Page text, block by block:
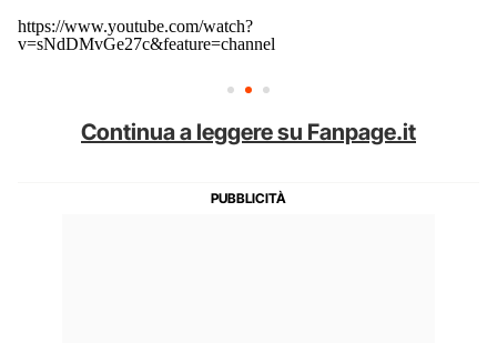
https://www.youtube.com/watch?
v=sNdDMvGe27c&feature=channel
Continua a leggere su Fanpage.it